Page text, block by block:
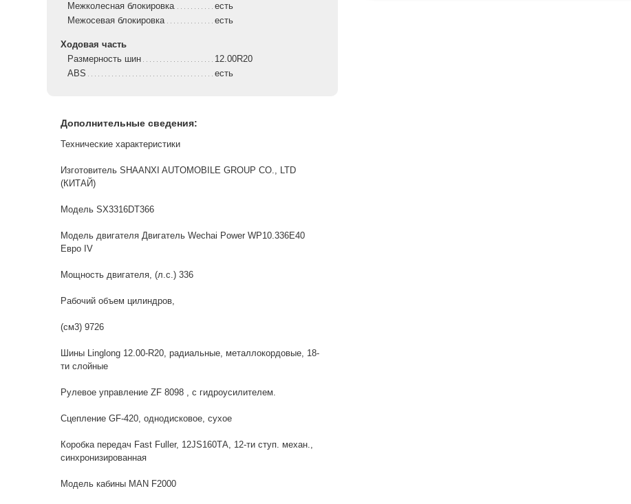
Межколесная блокировка
есть
Межосевая блокировка
есть
Ходовая часть
Размерность шин
12.00R20
ABS
есть
Дополнительные сведения:
Технические характеристики
Изготовитель SHAANXI AUTOMOBILE GROUP CO., LTD
(КИТАЙ)
Модель SX3316DT366
Модель двигателя Двигатель Wechai Power WP10.336E40
Евро IV
Мощность двигателя, (л.с.) 336
Рабочий объем цилиндров,
(см3) 9726
Шины Linglong 12.00-R20, радиальные, металлокордовые, 18-
ти слойные
Рулевое управление ZF 8098 , с гидроусилителем.
Сцепление GF-420, однодисковое, сухое
Коробка передач Fast Fuller, 12JS160TА, 12-ти ступ. механ.,
синхронизированная
Модель кабины MAN F2000